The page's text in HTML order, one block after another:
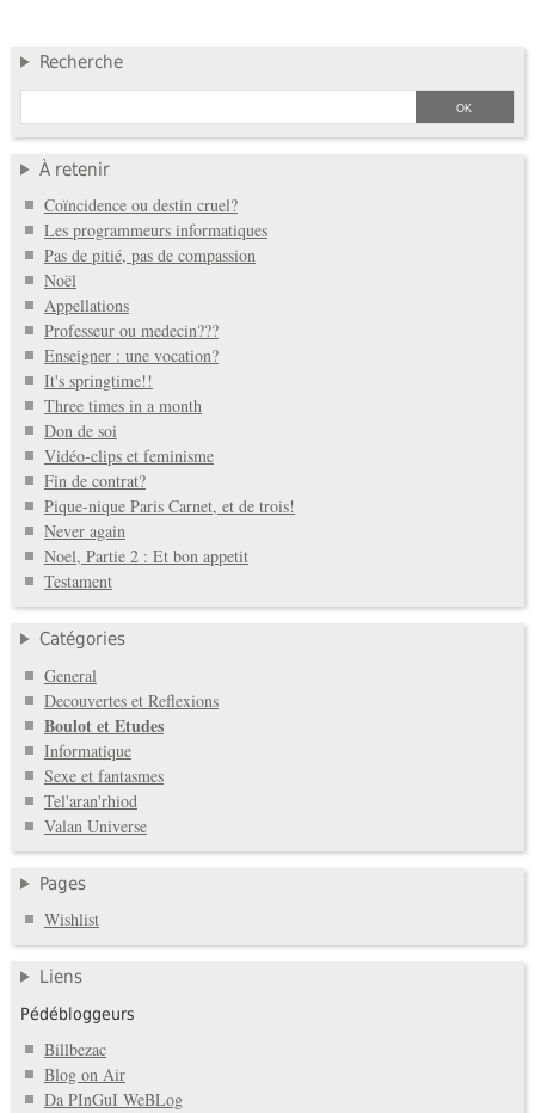
Recherche
À retenir
Coïncidence ou destin cruel?
Les programmeurs informatiques
Pas de pitié, pas de compassion
Noël
Appellations
Professeur ou medecin???
Enseigner : une vocation?
It's springtime!!
Three times in a month
Don de soi
Vidéo-clips et feminisme
Fin de contrat?
Pique-nique Paris Carnet, et de trois!
Never again
Noel, Partie 2 : Et bon appetit
Testament
Catégories
General
Decouvertes et Reflexions
Boulot et Etudes
Informatique
Sexe et fantasmes
Tel'aran'rhiod
Valan Universe
Pages
Wishlist
Liens
Pédébloggeurs
Billbezac
Blog on Air
Da PInGuI WeBLog